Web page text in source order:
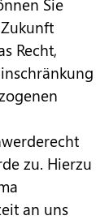
Recht,
zu. Hierzu
an uns